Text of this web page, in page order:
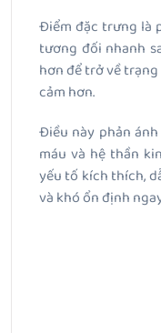
Điểm đặc trưng là
tương đối nhanh
hơn để trở về
cảm hơn.
Điều này phản
máu và hệ thần
yếu tố kích thích,
và khó ổn định